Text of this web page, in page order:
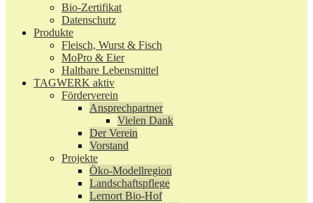
Bio-Zertifikat
Datenschutz
Produkte
Fleisch, Wurst & Fisch
MoPro & Eier
Haltbare Lebensmittel
TAGWERK aktiv
Förderverein
Ansprechpartner
Vielen Dank
Der Verein
Vorstand
Projekte
Öko-Modellregion
Landschaftspflege
Lernort Bio-Hof